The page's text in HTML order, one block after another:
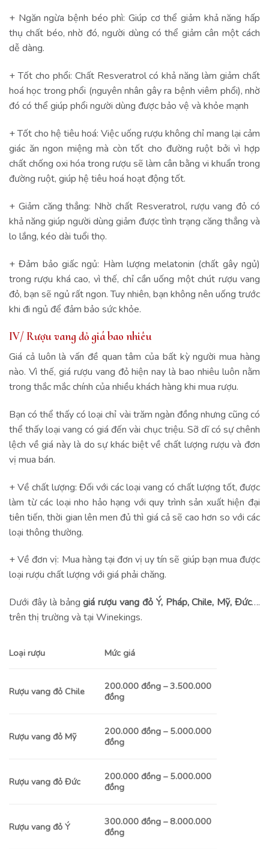
+ Ngăn ngừa bệnh béo phì: Giúp cơ thể giảm khả năng hấp
thụ chất béo, nhờ đó, người dùng có thể giảm cân một cách
dễ dàng.
+ Tốt cho phổi: Chất Resveratrol có khả năng làm giảm chất
hoá học trong phổi (nguyên nhân gây ra bệnh viêm phổi), nhờ
đó có thể giúp phổi người dùng được bảo vệ và khỏe mạnh
+ Tốt cho hệ tiêu hoá: Việc uống rượu không chỉ mang lại cảm
giác ăn ngon miệng mà còn tốt cho đường ruột bởi vì hợp
chất chống oxi hóa trong rượu sẽ làm cân bằng vi khuẩn trong
đường ruột, giúp hệ tiêu hoá hoạt động tốt.
+ Giảm căng thẳng: Nhờ chất Resveratrol, rượu vang đỏ có
khả năng giúp người dùng giảm được tình trạng căng thẳng và
lo lắng, kéo dài tuổi thọ.
+ Đảm bảo giấc ngủ: Hàm lượng melatonin (chất gây ngủ)
trong rượu khá cao, vì thế, chỉ cần uống một chút rượu vang
đỏ, bạn sẽ ngủ rất ngon. Tuy nhiên, bạn không nên uống trước
khi đi ngủ để đảm bảo sức khỏe.
IV/ Rượu vang đỏ giá bao nhiêu
Giá cả luôn là vấn đề quan tâm của bất kỳ người mua hàng
nào. Vì thế, giá rượu vang đỏ hiện nay là bao nhiêu luôn nằm
trong thắc mắc chính của nhiều khách hàng khi mua rượu.
Bạn có thể thấy có loại chỉ vài trăm ngàn đồng nhưng cũng có
thể thấy loại vang có giá đến vài chục triệu. Sỡ dĩ có sự chênh
lệch về giá này là do sự khác biệt về chất lượng rượu và đơn
vị mua bán.
+ Về chất lượng: Đối với các loại vang có chất lượng tốt, được
làm từ các loại nho hảo hạng với quy trình sản xuất hiện đại
tiên tiến, thời gian lên men đủ thì giá cả sẽ cao hơn so với các
loại thông thường.
+ Về đơn vị: Mua hàng tại đơn vị uy tín sẽ giúp bạn mua được
loại rượu chất lượng với giá phải chăng.
Dưới đây là bảnggiá rượu vang đỏ Ý, Pháp, Chile, Mỹ, Đức….
trên thị trường và tại Winekings.
Loại rượu Mức giá
Rượu vang đỏ Chile
200.000 đồng – 3.500.000
đồng
Rượu vang đỏ Mỹ
200.000 đồng – 5.000.000
đồng
Rượu vang đỏ Đức
200.000 đồng – 5.000.000
đồng
Rượu vang đỏ Ý
300.000 đồng – 8.000.000
đồng